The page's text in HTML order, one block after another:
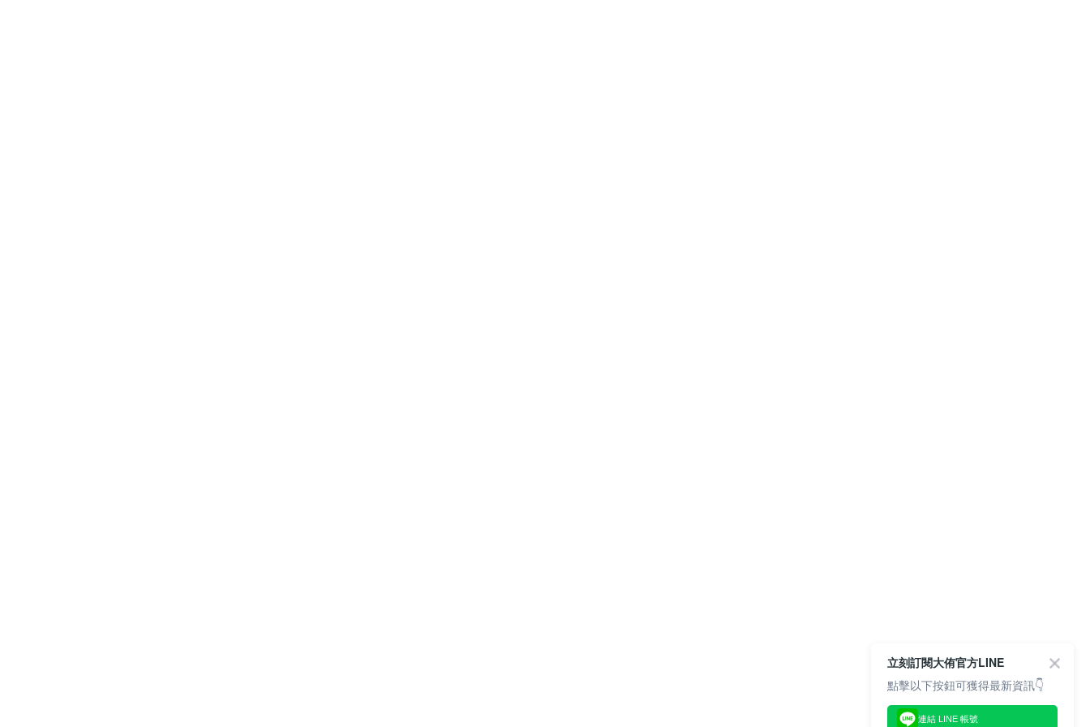
立刻訂閱大侑官方LINE
點擊以下按鈕可獲得最新資訊👇
連結 LINE 帳號